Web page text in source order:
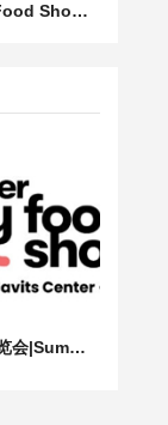
NY in 2026
美国纽约夏季食品展览会|Summer Fancy Food Show in NY in 2026